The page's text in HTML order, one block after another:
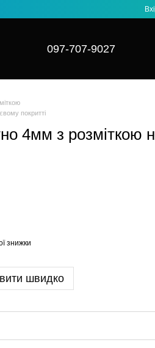
097-707-9027⁩
покритті
4мм з розміткою
знижки
швидко